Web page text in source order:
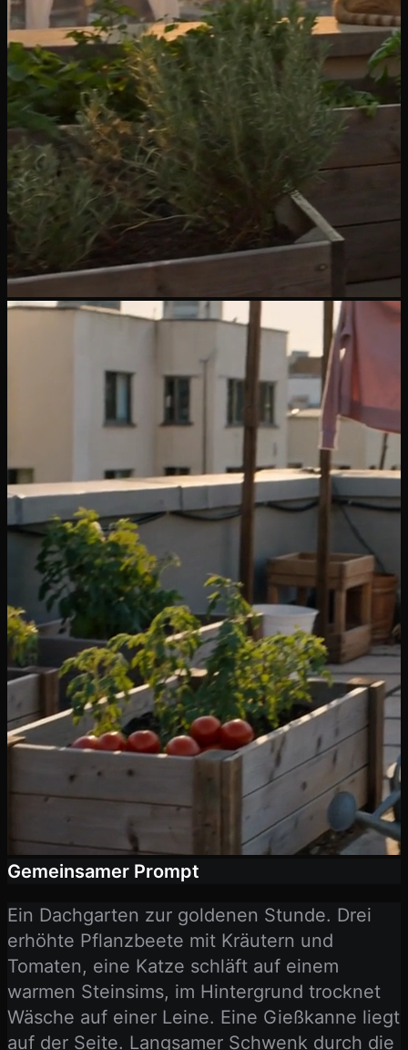
Gemeinsamer Prompt
Ein Dachgarten zur goldenen Stunde. Drei
erhöhte Pflanzbeete mit Kräutern und
Tomaten, eine Katze schläft auf einem
warmen Steinsims, im Hintergrund trocknet
Wäsche auf einer Leine. Eine Gießkanne liegt
auf der Seite. Langsamer Schwenk durch die